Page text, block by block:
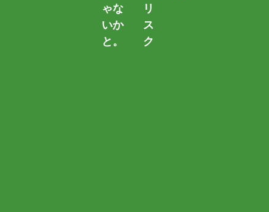
ゃな
いか
と。
リ
ス
ク